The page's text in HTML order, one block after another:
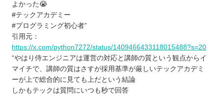
よかった😭
#テックアカデミー
#プログラミング初心者”
引用元：
https://x.com/python7272/status/1409466433118015488?s=20
“やはり侍エンジニアは運営の対応と講師の質という観点からイ
マイチで、講師の質はさすが採用基準が厳しいテックアカデミ
ーが上で総合的に見ても上だという結論
しかもテックは質問にいつも秒で回答